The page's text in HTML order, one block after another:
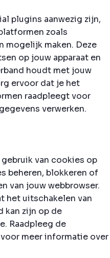
plugins aanwezig zijn,
zoals
mogelijk maken. Deze
op jouw apparaat en
houdt met jouw
ervoor dat je het
raadpleegt voor
verwerken.
van cookies op
beheren, blokkeren of
van jouw webbrowser.
het uitschakelen van
kan zijn op de
Raadpleeg de
meer informatie over